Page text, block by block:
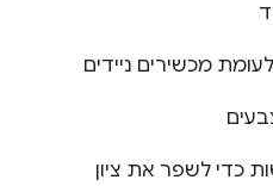
מכשירים ניידים
כדי לשפר את ציון